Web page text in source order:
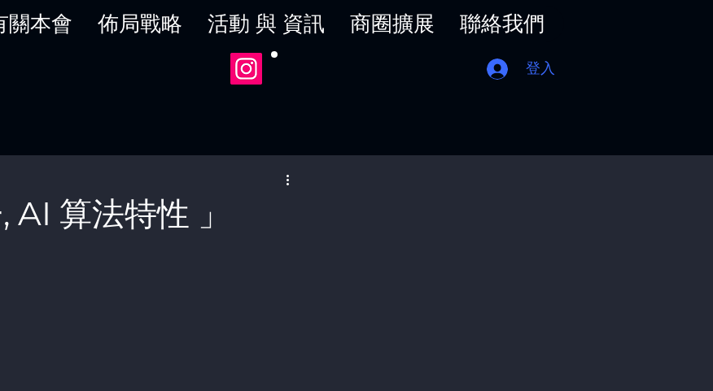
關本會 佈局戰略 活動 與 資訊 商圈擴展 聯絡我們
登入
算法特性 」